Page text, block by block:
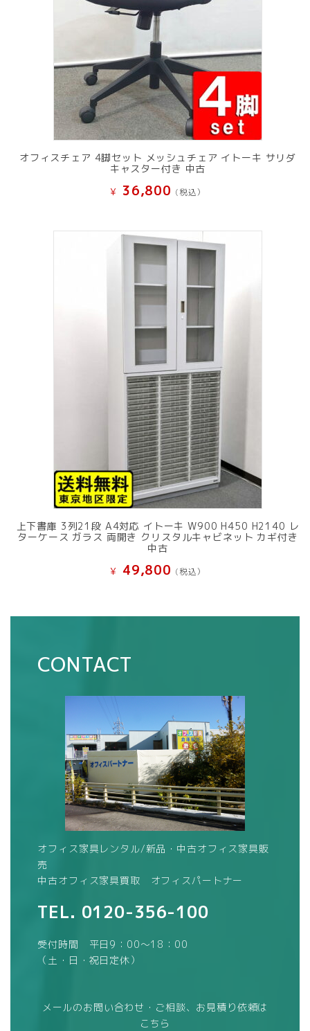
オフィスチェア 4脚セット メッシュチェア イトーキ サリダ
キャスター付き 中古
¥ 36,800 (税込）
上下書庫 3列21段 A4対応 イトーキ W900 H450 H2140 レ
ターケース ガラス 両開き クリスタルキャビネット カギ付き
中古
¥ 49,800 (税込）
CONTACT
オフィス家具レンタル/新品・中古オフィス家具販
売
中古オフィス家具買取 オフィスパートナー
TEL. 0120-356-100
受付時間 平日9：00～18：00
（土・日・祝日定休）
メールのお問い合わせ・ご相談、お見積り依頼は
こちら